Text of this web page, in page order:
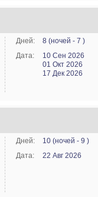
Дней:
8 (ночей - 7 )
Дата:
10 Сен 2026
01 Окт 2026
17 Дек 2026
Дней:
10 (ночей - 9 )
Дата:
22 Авг 2026